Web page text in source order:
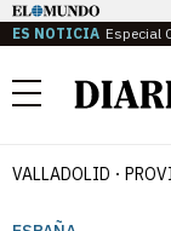
ES NOTICIA Especial
Menú
VALLADOLID